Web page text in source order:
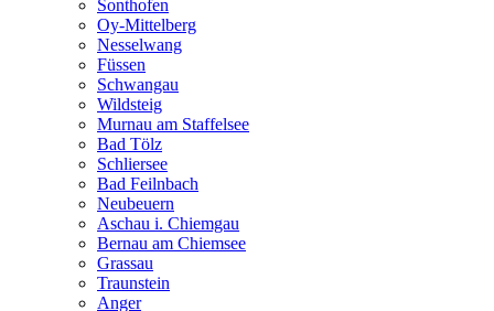
Sonthofen
Oy-Mittelberg
Nesselwang
Füssen
Schwangau
Wildsteig
Murnau am Staffelsee
Bad Tölz
Schliersee
Bad Feilnbach
Neubeuern
Aschau i. Chiemgau
Bernau am Chiemsee
Grassau
Traunstein
Anger